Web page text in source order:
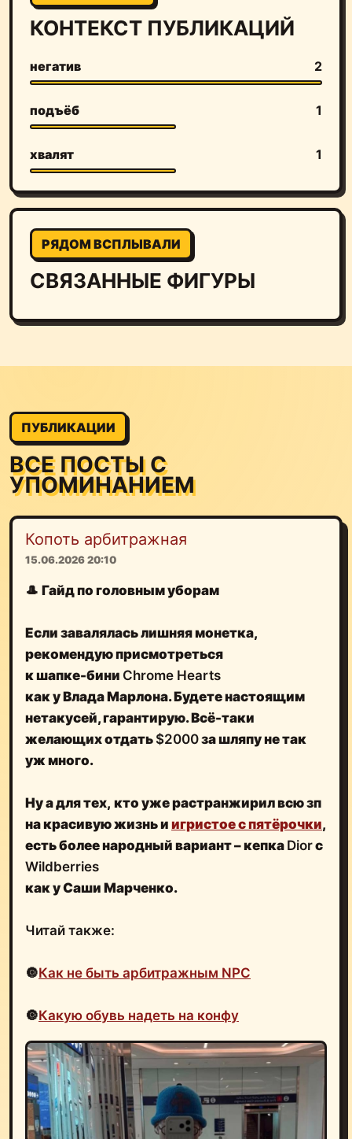
КОНТЕКСТ ПУБЛИКАЦИЙ
негатив 2
подъёб 1
хвалят 1
РЯДОМ ВСПЛЫВАЛИ
СВЯЗАННЫЕ ФИГУРЫ
ПУБЛИКАЦИИ
ВСЕ ПОСТЫ С
УПОМИНАНИЕМ
Копоть арбитражная
15.06.2026 20:10
🎩 Гайд по головным уборам
Если завалялась лишняя монетка,
рекомендую присмотреться
к шапке-бини Chrome Hearts
как у Влада Марлона. Будете настоящим
нетакусей, гарантирую. Всё-таки
желающих отдать$2000за шляпу не так
уж много.
Ну а для тех, кто уже растранжирил всю зп
на красивую жизнь и игристое с пятёрочки,
есть более народный вариант – кепка Diorс
Wildberries
как у Саши Марченко.
Читай также:
🔘Как не быть арбитражным NPC
🔘Какую обувь надеть на конфу